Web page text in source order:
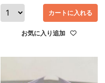
カートに入れる
お気に入り追加